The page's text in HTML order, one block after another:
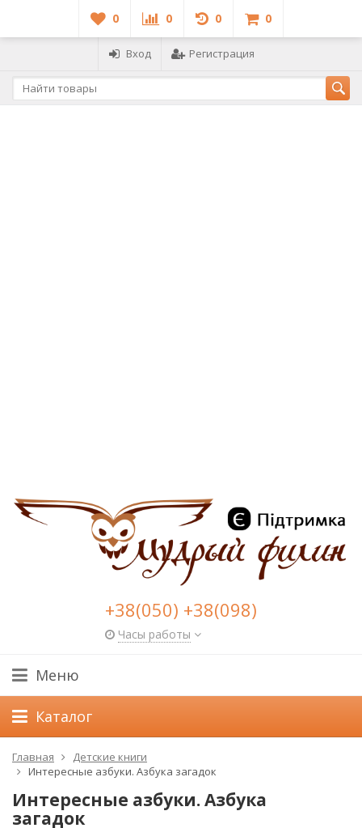
0 0 0 0
Вход Регистрация
+38(050) +38(098)
Часы работы
Меню
Каталог
Главная
Детские книги
Интересные азбуки. Азбука загадок
Интересные азбуки. Азбука
загадок